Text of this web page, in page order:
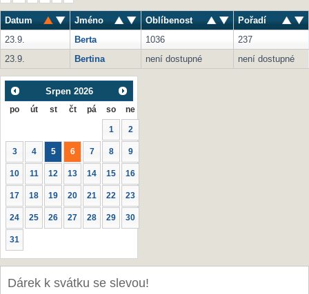
Datum Jméno Oblíbenost
Pořadí
23.9.
Berta 1036
237
23.9.
Bertina není dostupné není dostupné
Srpen 2026
po út st čt pá so ne
1 2
3 4 5 6 7 8 9
10 11 12 13 14 15 16
17 18 19 20 21 22 23
24 25 26 27 28 29 30
31
Dárek k svátku se slevou!